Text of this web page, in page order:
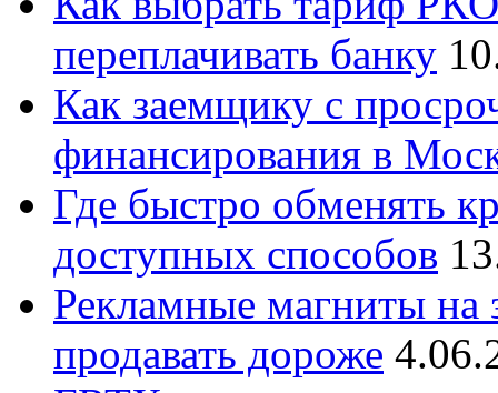
переплачивать банку
Как заемщику с
финансирования в
Где быстро обменять
доступных способов
Рекламные магниты на
продавать дороже